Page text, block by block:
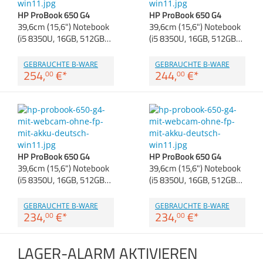
Zubehör
Anmelden
Merkzettel
HP ProBook 650 G4
39,6cm (15,6") Notebook
(i5 8350U, 16GB, 512GB…
GEBRAUCHTE B-WARE
254,00 €*
HP ProBook 650 G4
39,6cm (15,6") Notebook
(i5 8350U, 16GB, 512GB…
GEBRAUCHTE B-WARE
244,00 €*
HP ProBook 650 G4
39,6cm (15,6") Notebook
(i5 8350U, 16GB, 512GB…
GEBRAUCHTE B-WARE
234,00 €*
HP ProBook 650 G4
39,6cm (15,6") Notebook
(i5 8350U, 16GB, 512GB…
GEBRAUCHTE B-WARE
234,00 €*
LAGER-ALARM AKTIVIEREN